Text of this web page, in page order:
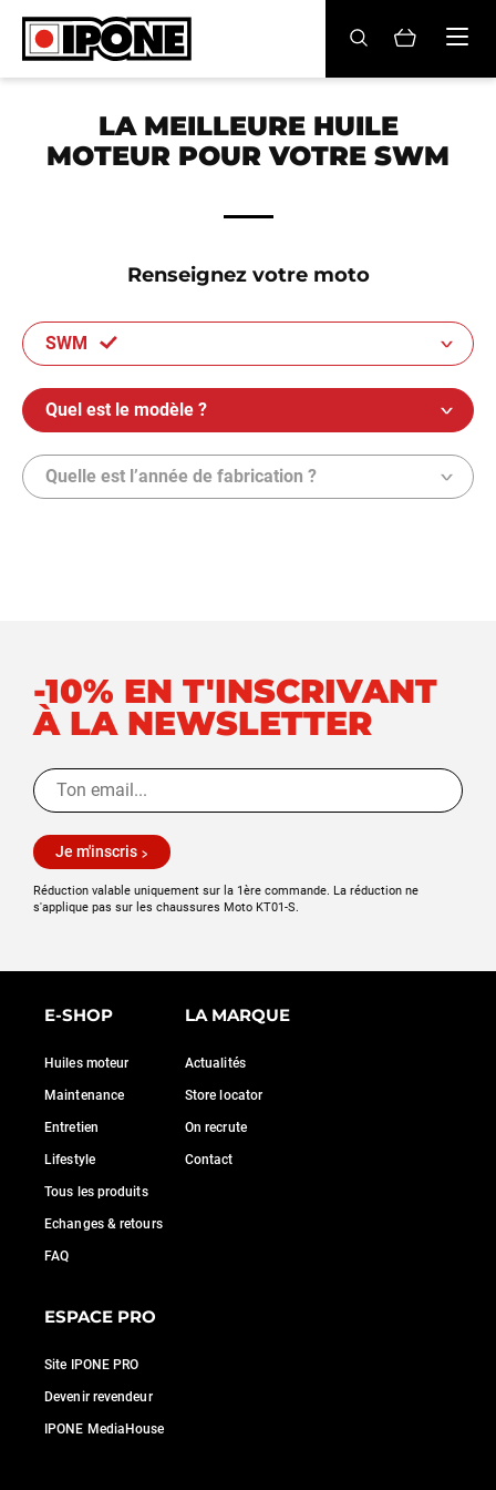
Ipone
HUILES MOTEUR
ENTRETIEN
LIFESTYLE
LA MARQUE
Compte
LA MEILLEURE HUILE
MOTEUR POUR VOTRE SWM
Renseignez votre moto
SWM
Quel est le modèle ?
Quelle est l’année de fabrication ?
-10% EN T'INSCRIVANT
À LA NEWSLETTER
Je m'inscris
Réduction valable uniquement sur la 1ère commande. La réduction ne
s'applique pas sur les chaussures Moto KT01-S.
E-SHOP
Huiles moteur
Maintenance
Entretien
Lifestyle
Tous les produits
Echanges & retours
FAQ
LA MARQUE
Actualités
Store locator
On recrute
Contact
ESPACE PRO
Site IPONE PRO
Devenir revendeur
IPONE MediaHouse